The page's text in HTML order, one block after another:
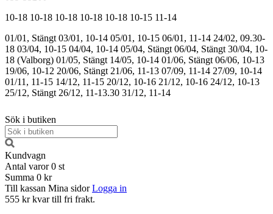
10-18 10-18 10-18 10-18 10-18 10-15 11-14
01/01, Stängt 03/01, 10-14 05/01, 10-15 06/01, 11-14 24/02, 09.30-
18 03/04, 10-15 04/04, 10-14 05/04, Stängt 06/04, Stängt 30/04, 10-
18 (Valborg) 01/05, Stängt 14/05, 10-14 01/06, Stängt 06/06, 10-13
19/06, 10-12 20/06, Stängt 21/06, 11-13 07/09, 11-14 27/09, 10-14
01/11, 11-15 14/12, 11-15 20/12, 10-16 21/12, 10-16 24/12, 10-13
25/12, Stängt 26/12, 11-13.30 31/12, 11-14
Sök i butiken
Kundvagn
Antal varor 0 st
Summa 0 kr
Till kassan Mina sidor Logga in
555 kr kvar till fri frakt.